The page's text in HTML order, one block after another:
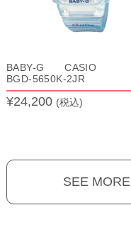
BABY-G CASIO
BGD-5650K-2JR
¥24,200 (税込)
SEE MORE